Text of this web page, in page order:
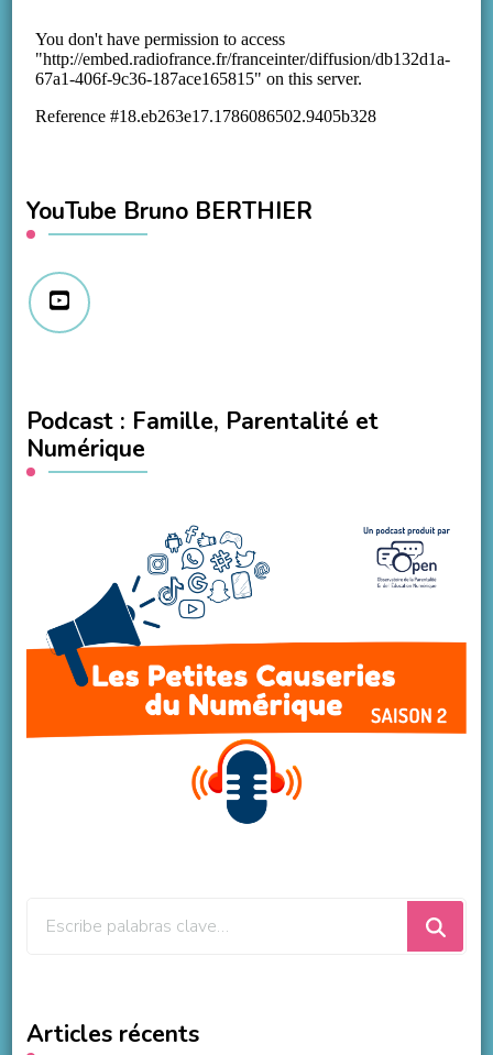
YouTube Bruno BERTHIER
Podcast : Famille, Parentalité et
Numérique
Articles récents